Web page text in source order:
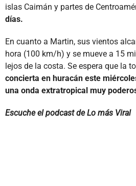
islas Caimán y partes de
días.
En cuanto a Martin, sus vientos
hora (100 km/h) y se mueve a 15
lejos de la costa. Se espera que la
concierta en huracán este
una onda extratropical muy
Escuche el podcast de Lo más Viral